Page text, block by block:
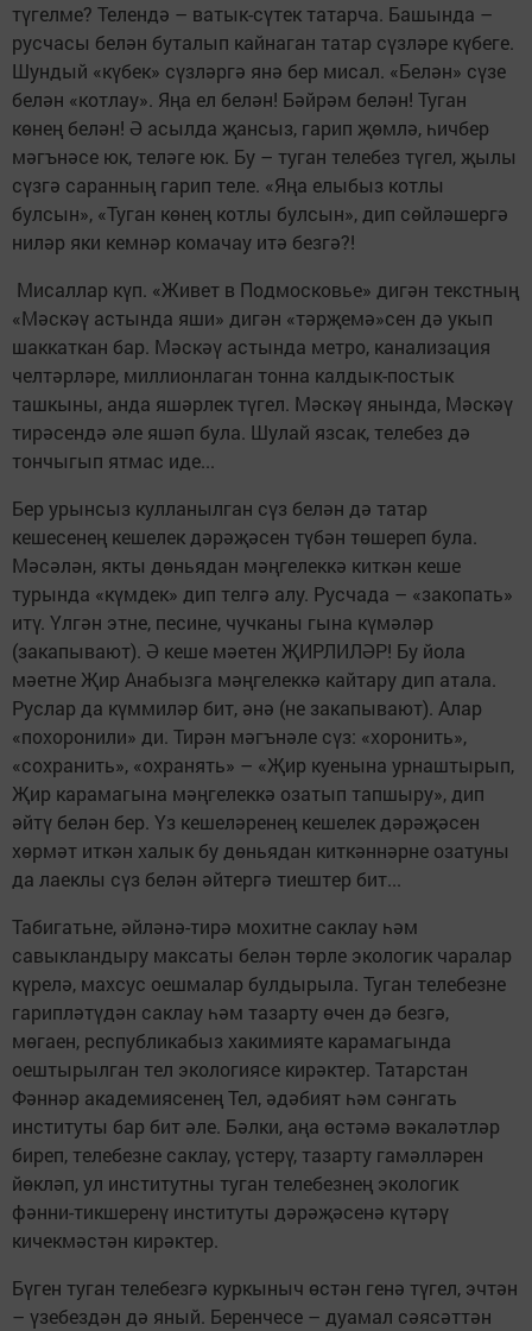
түгелме? Телендә – ватык-сүтек татарча. Башында –
русчасы белән буталып кайнаган татар сүзләре күбеге.
Шундый «күбек» сүзләргә янә бер мисал. «Белән» сүзе
белән «котлау». Яңа ел белән! Бәйрәм белән! Туган
көнең белән! Ә асылда җансыз, гарип җөмлә, һичбер
мәгънәсе юк, теләге юк. Бу – туган телебез түгел, җылы
сүзгә саранның гарип теле. «Яңа елыбыз котлы
булсын», «Туган көнең котлы булсын», дип сөйләшергә
ниләр яки кемнәр комачау итә безгә?!
Мисаллар күп. «Живет в Подмосковье» дигән текстның
«Мәскәү астында яши» дигән «тәрҗемә»сен дә укып
шаккаткан бар. Мәскәү астында метро, канализация
челтәрләре, миллионлаган тонна калдык-пос­тык
ташкыны, анда яшәрлек түгел. Мәскәү янында, Мәскәү
тирәсендә әле яшәп була. Шулай язсак, телебез дә
тончыгып ятмас иде...
Бер урынсыз кулланылган сүз белән дә татар
кешесенең кешелек дәрәҗәсен түбән төшереп була.
Мәсәлән, якты дөньядан мәңгелеккә киткән кеше
турында «күмдек» дип телгә алу. Русчада – «закопать»
итү. Үлгән этне, песине, чучканы гына күмәләр
(закапывают). Ә кеше мәетен ҖИРЛИЛӘР! Бу йола
мәетне Җир Анабызга мәңгелеккә кайтару дип атала.
Руслар да күммиләр бит, әнә (не закапывают). Алар
«похоронили» ди. Тирән мәгънәле сүз: «хоронить»,
«сохранить», «охранять» – «Җир куенына урнаштырып,
Җир карамагына мәңгелеккә озатып тапшыру», дип
әйтү белән бер. Үз кешеләренең кешелек дәрәҗәсен
хөрмәт иткән халык бу дөньядан киткәннәрне озатуны
да лаеклы сүз белән әйтергә тиештер бит...
Табигатьне, әйләнә-тирә мохитне саклау һәм
савыкландыру максаты белән төрле экологик чаралар
күрелә, махсус оешмалар булдырыла. Туган телебезне
гарипләтүдән саклау һәм тазарту өчен дә безгә,
мөгаен, республикабыз хакимияте карамагында
оештырылган тел экологиясе кирәктер. Татарстан
Фәннәр академиясенең Тел, әдәбият һәм сәнгать
институты бар бит әле. Бәлки, аңа өстәмә вәкаләтләр
биреп, телебезне саклау, үстерү, тазарту гамәлләрен
йөкләп, ул институтны туган телебезнең экологик
фәнни-тикшеренү институты дәрәҗәсенә күтәрү
кичекмәстән кирәктер.
Бүген туган телебезгә куркыныч өстән генә түгел, эчтән
– үзебездән дә яный. Беренчесе – дуамал сәясәттән